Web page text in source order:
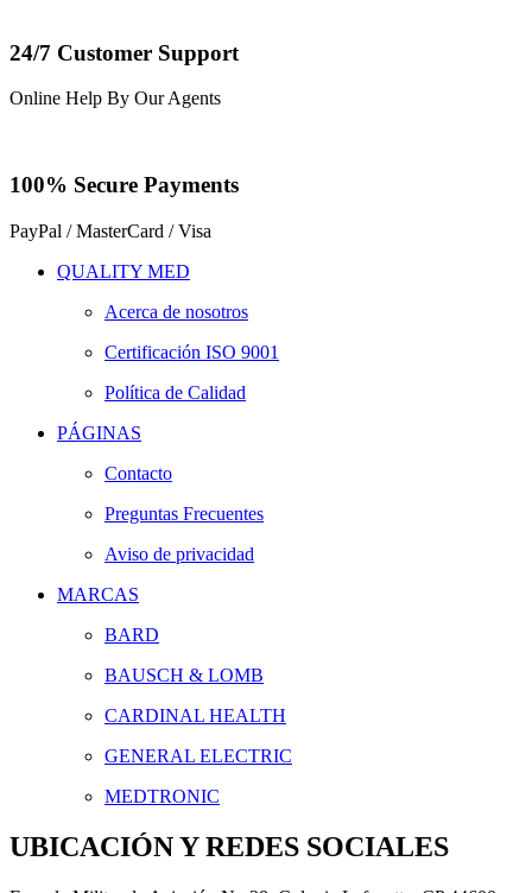
24/7 Customer Support
Online Help By Our Agents
100% Secure Payments
PayPal / MasterCard / Visa
QUALITY MED
Acerca de nosotros
Certificación ISO 9001
Política de Calidad
PÁGINAS
Contacto
Preguntas Frecuentes
Aviso de privacidad
MARCAS
BARD
BAUSCH & LOMB
CARDINAL HEALTH
GENERAL ELECTRIC
MEDTRONIC
UBICACIÓN Y REDES SOCIALES